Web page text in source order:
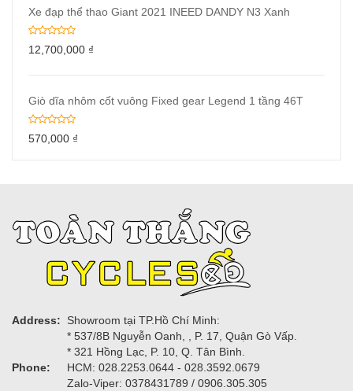
Xe đạp thể thao Giant 2021 INEED DANDY N3 Xanh
12,700,000 ₫
Giò dĩa nhôm cốt vuông Fixed gear Legend 1 tầng 46T
570,000 ₫
Address:
Showroom tại TP.Hồ Chí Minh:
* 537/8B Nguyễn Oanh, , P. 17, Quận Gò Vấp.
* 321 Hồng Lạc, P. 10, Q. Tân Bình.
Phone:
HCM: 028.2253.0644 - 028.3592.0679
Zalo-Viper: 0378431789 / 0906.305.305